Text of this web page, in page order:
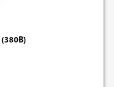
(380В)